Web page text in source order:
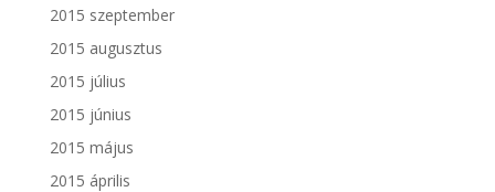
2015 szeptember
2015 augusztus
2015 július
2015 június
2015 május
2015 április